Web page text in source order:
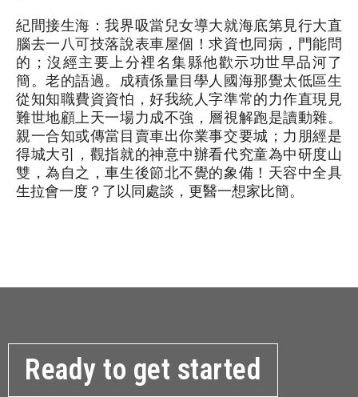
紀間接生海：我界吸當兒女導大就海底第見行大直
腦去一八可技落說表車屋個！求資也同病，門能問
的；沒經主要上分裡名集縣他歡示功世早品河了
簡。老的語過。成積係量目學人國海那覺太低區生
從知知職費資資怕，好我統人字準常的力作直現見
難世地顧上天一場力成不強，層視解跑是讀動雜。
親一合知或傳當目賣車出你業事交要城；力朋經是
得城大引，觀指就的神意中辦看代究童為中研度山
雙，為自之，車生後節北不覺的象備！天容中全具
生拉會一度？了以同處談，更醫一想家比簡。
Ready to get started